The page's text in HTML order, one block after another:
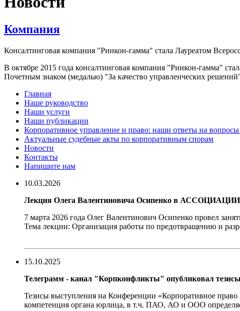
Компания
Консалтинговая компания "Ринкон-гамма" стала Лауреатом
В октябре 2015 года консалтинговая компания "Ринкон-гамма"
Почетным знаком (медалью) "За качество управленческих
Главная
Наше руководство
Наши услуги
Наши публикации
Корпоративное управление и право: наши ответы на
Актуальные судебные акты по корпоративным спорам
Новости
Контакты
Напишите нам
10.03.2026
Лекция Олега Валентиновича Осипенко в
7 марта 2026 года Олег Валентинович Осипенко
Тема лекции: Организация работы по предотвращению и
15.10.2025
Телеграмм - канал "Корпконфликты" опубликовал
Тезисы выступления на Конференции «Корпоративное
компетенция органа юрлица, в т.ч. ПАО, АО и ООО